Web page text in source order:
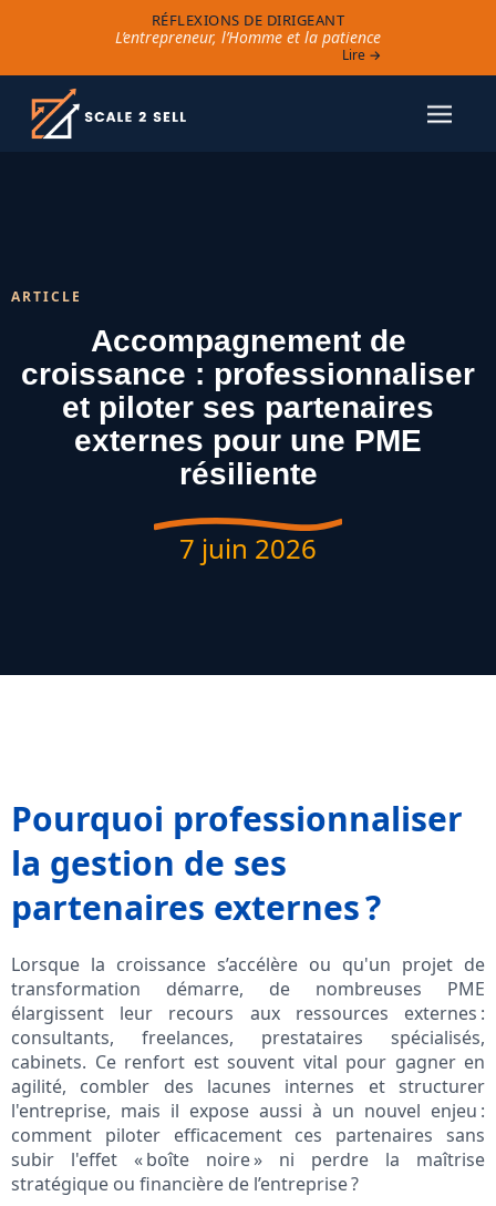
RÉFLEXIONS DE DIRIGEANT
L’entrepreneur, l’Homme et la patience
Lire →
ARTICLE
Accompagnement de
croissance : professionnaliser
et piloter ses partenaires
externes pour une PME
résiliente
7 juin 2026
Pourquoi professionnaliser
la gestion de ses
partenaires externes ?
Lorsque la croissance s’accélère ou qu'un projet de
transformation démarre, de nombreuses PME
élargissent leur recours aux ressources externes :
consultants, freelances, prestataires spécialisés,
cabinets. Ce renfort est souvent vital pour gagner en
agilité, combler des lacunes internes et structurer
l'entreprise, mais il expose aussi à un nouvel enjeu :
comment piloter efficacement ces partenaires sans
subir l'effet « boîte noire » ni perdre la maîtrise
stratégique ou financière de l’entreprise ?